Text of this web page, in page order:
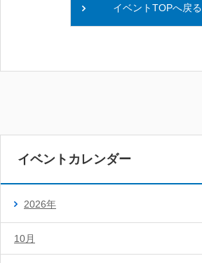
イベントTOPへ戻る
イベントカレンダー
2026年
10月